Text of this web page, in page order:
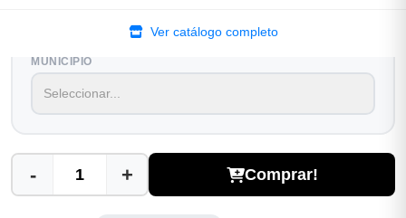
Ver catálogo completo
MUNICIPIO
- + Comprar!